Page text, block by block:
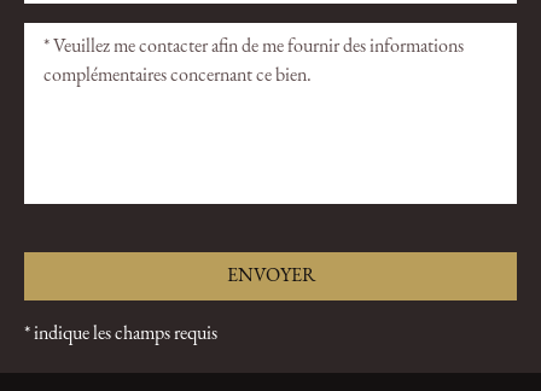
* indique les champs requis